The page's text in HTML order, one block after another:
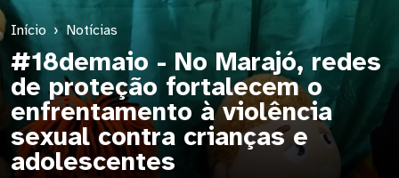
Início Notícias
#18demaio - No Marajó, redes
de proteção fortalecem o
enfrentamento à violência
sexual contra crianças e
adolescentes